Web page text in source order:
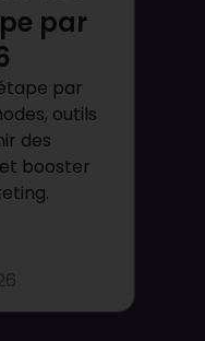
par
par
outils
des
booster